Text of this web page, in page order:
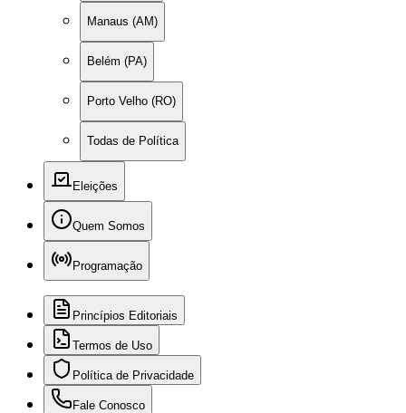
Manaus (AM)
Belém (PA)
Porto Velho (RO)
Todas de Política
Eleições
Quem Somos
Programação
Princípios Editoriais
Termos de Uso
Política de Privacidade
Fale Conosco